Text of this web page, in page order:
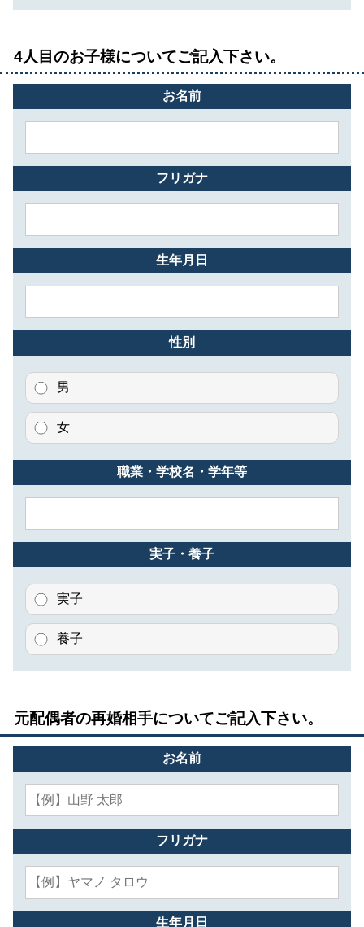
4人目のお子様についてご記入下さい。
お名前
フリガナ
生年月日
性別
男
女
職業・学校名・学年等
実子・養子
実子
養子
元配偶者の再婚相手についてご記入下さい。
お名前
フリガナ
生年月日